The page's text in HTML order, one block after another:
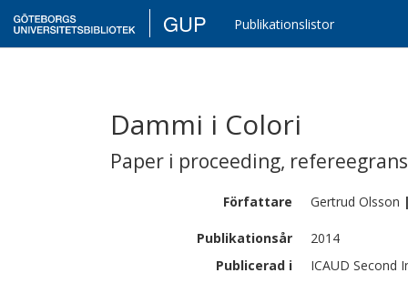
GUP Publikationslistor
Dammi i Colori
Paper i proceeding,
Författare Gertrud Olsson
Publikationsår
2014
Publicerad i
ICAUD Second